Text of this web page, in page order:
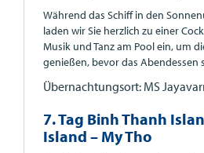
Während das Schiff in den
laden wir Sie herzlich zu einer
Musik und Tanz am Pool ein, um
genießen, bevor das Abendessen
Übernachtungsort: MS
7. Tag Binh Thanh
Island – My Tho